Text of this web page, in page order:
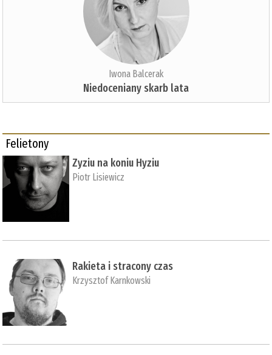
Iwona Balcerak
Niedoceniany skarb lata
Felietony
Zyziu na koniu Hyziu
Piotr Lisiewicz
Rakieta i stracony czas
Krzysztof Karnkowski